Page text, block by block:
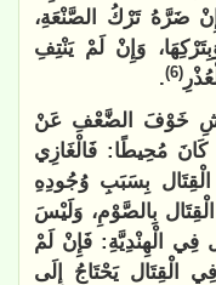
ضَرَّهُ تَرْكُ الصَّنْعَةِ،
وَإِنْ لَمْ يَنْتِفِ
(6)
.
خَوْفَ الضَّعْفِ عَنْ
كَانَ مُحِيطًا: فَالْغَازِي
الْقِتَال بِسَبَبِ وُجُودِهِ
بِالصَّوْمِ، وَلَيْسَ
فِي الْهِنْدِيَّةِ: فَإِنْ لَمْ
الْقِتَال يَحْتَاجُ إِلَى